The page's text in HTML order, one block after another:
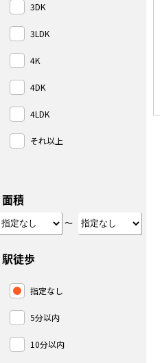
3DK
3LDK
4K
4DK
4LDK
それ以上
面積
～
駅徒歩
指定なし
5分以内
10分以内